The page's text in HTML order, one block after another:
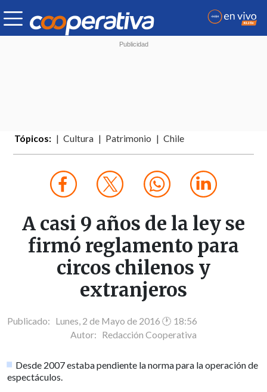
Tópicos: Cultura Patrimonio Chile
A casi 9 años de la ley se
firmó reglamento para
circos chilenos y
extranjeros
Publicado: Lunes, 2 de Mayo de 2016 🕐 18:56
Autor: Redacción Cooperativa
Desde 2007 estaba pendiente la norma para la operación de
espectáculos.